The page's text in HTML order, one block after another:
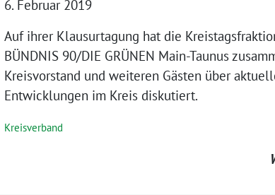
6. Februar 2019
Auf ihrer Klausurtagung hat die
BÜNDNIS 90/DIE GRÜNEN Main-Taunus
Kreisvorstand und weiteren Gästen über
Entwicklungen im Kreis diskutiert.
Kreisverband